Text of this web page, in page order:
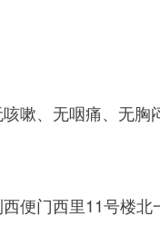
、无咽痛、无胸
门西里11号楼北